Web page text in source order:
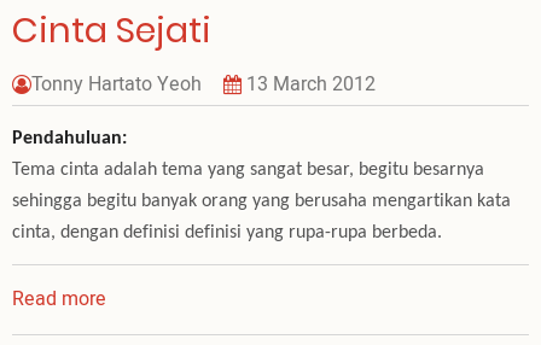
Cinta Sejati
Tonny Hartato Yeoh 13 March 2012
Pendahuluan:
Tema cinta adalah tema yang sangat besar, begitu besarnya
sehingga begitu banyak orang yang berusaha mengartikan kata
cinta, dengan definisi definisi yang rupa-rupa berbeda.
Read more
Mencari